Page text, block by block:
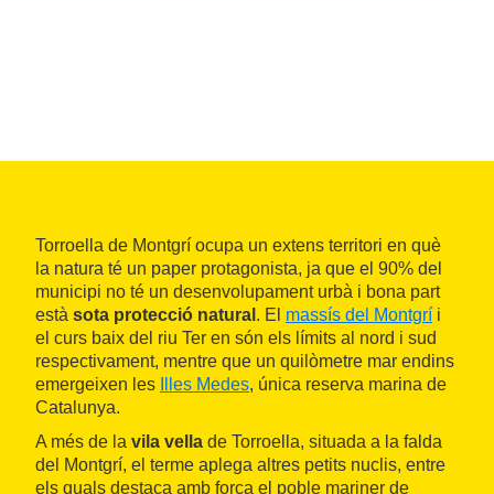
Torroella de Montgrí ocupa un extens territori en què
la natura té un paper protagonista, ja que el 90% del
municipi no té un desenvolupament urbà i bona part
està sota protecció natural . El massís del Montgrí i
el curs baix del riu Ter en són els límits al nord i sud
respectivament, mentre que un quilòmetre mar endins
emergeixen les
Illes Medes, única reserva marina de
Catalunya.
A més de la vila vella de Torroella, situada a la falda
del Montgrí, el terme aplega altres petits nuclis, entre
els quals destaca amb força el poble mariner de